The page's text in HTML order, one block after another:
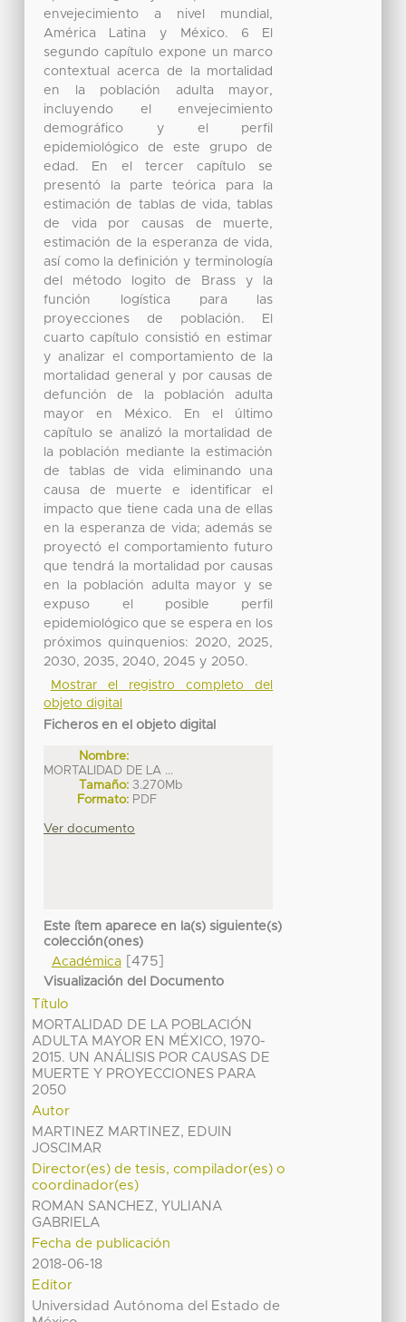
envejecimiento a nivel mundial,
América Latina y México. 6 El
segundo capítulo expone un marco
contextual acerca de la mortalidad
en la población adulta mayor,
incluyendo el envejecimiento
demográfico y el perfil
epidemiológico de este grupo de
edad. En el tercer capítulo se
presentó la parte teórica para la
estimación de tablas de vida, tablas
de vida por causas de muerte,
estimación de la esperanza de vida,
así como la definición y terminología
del método logito de Brass y la
función logística para las
proyecciones de población. El
cuarto capítulo consistió en estimar
y analizar el comportamiento de la
mortalidad general y por causas de
defunción de la población adulta
mayor en México. En el último
capítulo se analizó la mortalidad de
la población mediante la estimación
de tablas de vida eliminando una
causa de muerte e identificar el
impacto que tiene cada una de ellas
en la esperanza de vida; además se
proyectó el comportamiento futuro
que tendrá la mortalidad por causas
en la población adulta mayor y se
expuso el posible perfil
epidemiológico que se espera en los
próximos quinquenios: 2020, 2025,
2030, 2035, 2040, 2045 y 2050.
Mostrar el registro completo del
objeto digital
Ficheros en el objeto digital
Nombre:
MORTALIDAD DE LA ...
Tamaño: 3.270Mb
Formato: PDF
Ver documento
Este ítem aparece en la(s) siguiente(s)
colección(ones)
Académica[475]
Visualización del Documento
Título
MORTALIDAD DE LA POBLACIÓN
ADULTA MAYOR EN MÉXICO, 1970-
2015. UN ANÁLISIS POR CAUSAS DE
MUERTE Y PROYECCIONES PARA
2050
Autor
MARTINEZ MARTINEZ, EDUIN
JOSCIMAR
Director(es) de tesis, compilador(es) o
coordinador(es)
ROMAN SANCHEZ, YULIANA
GABRIELA
Fecha de publicación
2018-06-18
Editor
Universidad Autónoma del Estado de